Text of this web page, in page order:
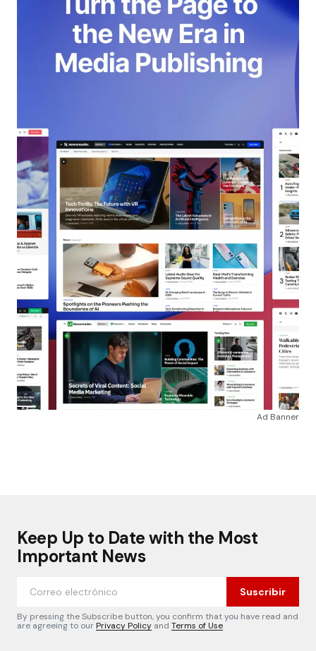
Ad Banner
Keep Up to Date with the Most
Important News
Suscribir
By pressing the Subscribe button, you confirm that you have read and
are agreeing to ourPrivacy Policy and Terms of Use